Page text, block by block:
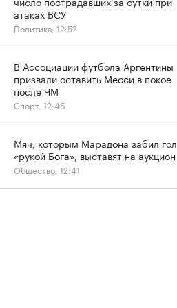
атаках ВСУ
Политика, 12:52
В Ассоциации футбола Аргентины
призвали оставить Месси в покое
после ЧМ
Спорт, 12:46
Мяч, которым Марадона забил гол
«рукой Бога», выставят на аукцион
Общество, 12:41